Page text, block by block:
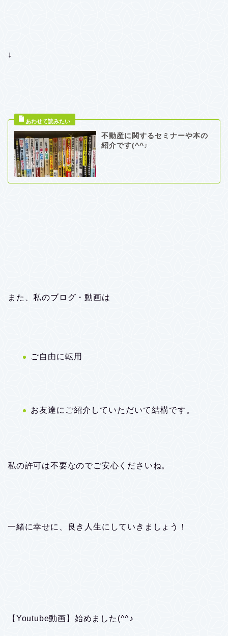
↓
不動産に関するセミナーや本の
紹介です(^^♪
また、私のブログ・動画は
ご自由に転用
お友達にご紹介していただいて結構です。
私の許可は不要なのでご安心くださいね。
一緒に幸せに、良き人生にしていきましょう！
【Youtube動画】始めました(^^♪